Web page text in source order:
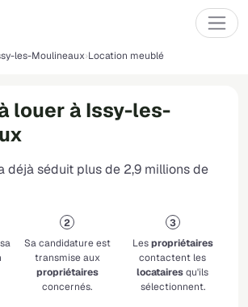
les-Moulineaux Location meublé
louer à Issy-les-
déjà séduit plus de 2,9 millions de
Sa candidature est
transmise aux
propriétaires
concernés.
Lespropriétaires
contactent les
locatairesqu'ils
sélectionnent.